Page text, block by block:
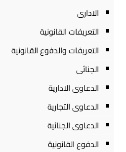
الادارى
التعريفات القانونية
التعريفات والدفوع القانونية
الجنائى
الدعاوى الادارية
الدعاوى التجارية
الدعاوى الجنائية
الدفوع القانونية